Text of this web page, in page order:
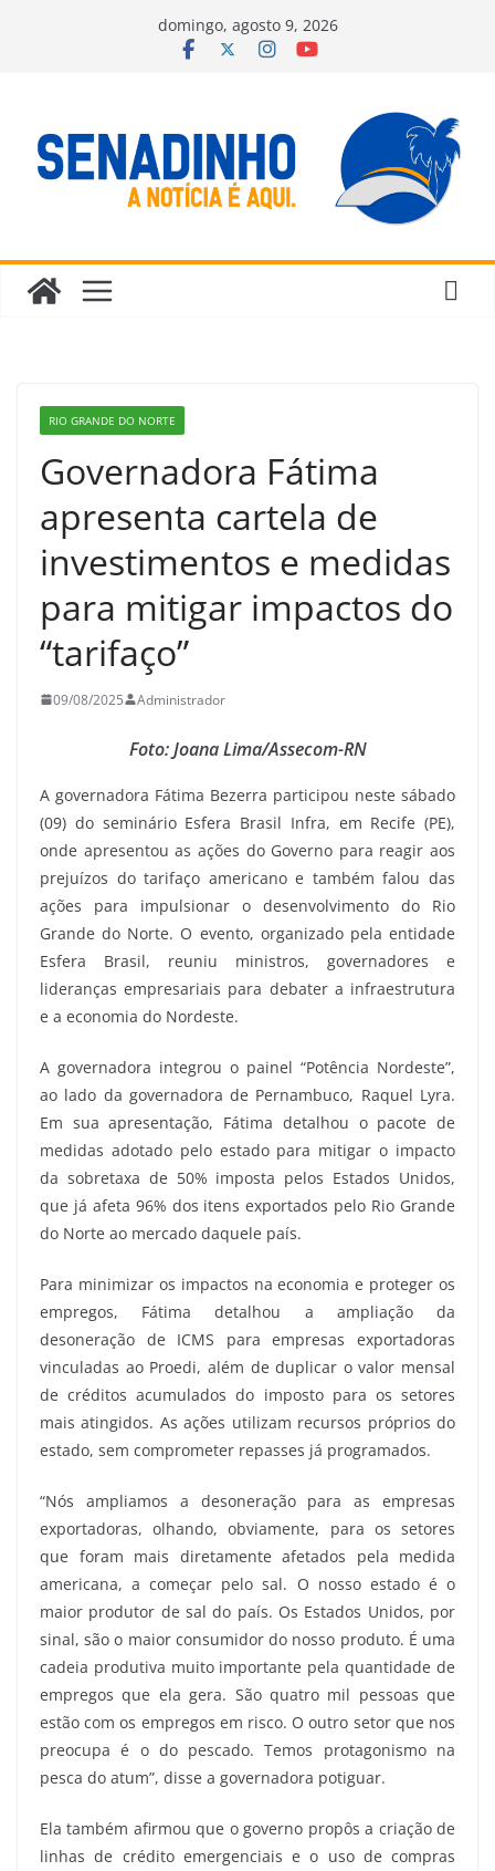
domingo, agosto 9, 2026
RIO GRANDE DO NORTE
Governadora Fátima
apresenta cartela de
investimentos e medidas
para mitigar impactos do
“tarifaço”
09/08/2025 Administrador
Foto: Joana Lima/Assecom-RN
A governadora Fátima Bezerra participou neste sábado
(09) do seminário Esfera Brasil Infra, em Recife (PE),
onde apresentou as ações do Governo para reagir aos
prejuízos do tarifaço americano e também falou das
ações para impulsionar o desenvolvimento do Rio
Grande do Norte. O evento, organizado pela entidade
Esfera Brasil, reuniu ministros, governadores e
lideranças empresariais para debater a infraestrutura
e a economia do Nordeste.
A governadora integrou o painel “Potência Nordeste”,
ao lado da governadora de Pernambuco, Raquel Lyra.
Em sua apresentação, Fátima detalhou o pacote de
medidas adotado pelo estado para mitigar o impacto
da sobretaxa de 50% imposta pelos Estados Unidos,
que já afeta 96% dos itens exportados pelo Rio Grande
do Norte ao mercado daquele país.
Para minimizar os impactos na economia e proteger os
empregos, Fátima detalhou a ampliação da
desoneração de ICMS para empresas exportadoras
vinculadas ao Proedi, além de duplicar o valor mensal
de créditos acumulados do imposto para os setores
mais atingidos. As ações utilizam recursos próprios do
estado, sem comprometer repasses já programados.
“Nós ampliamos a desoneração para as empresas
exportadoras, olhando, obviamente, para os setores
que foram mais diretamente afetados pela medida
americana, a começar pelo sal. O nosso estado é o
maior produtor de sal do país. Os Estados Unidos, por
sinal, são o maior consumidor do nosso produto. É uma
cadeia produtiva muito importante pela quantidade de
empregos que ela gera. São quatro mil pessoas que
estão com os empregos em risco. O outro setor que nos
preocupa é o do pescado. Temos protagonismo na
pesca do atum”, disse a governadora potiguar.
Ela também afirmou que o governo propôs a criação de
linhas de crédito emergenciais e o uso de compras